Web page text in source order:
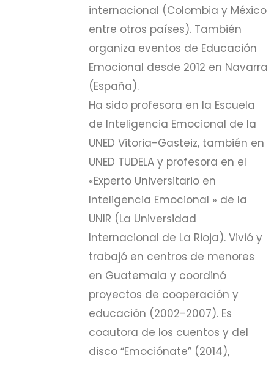
internacional (Colombia y México
entre otros países). También
organiza eventos de Educación
Emocional desde 2012 en Navarra
(España).
Ha sido profesora en la Escuela
de Inteligencia Emocional de la
UNED Vitoria-Gasteiz, también en
UNED TUDELA y profesora en el
«Experto Universitario en
Inteligencia Emocional » de la
UNIR (La Universidad
Internacional de La Rioja). Vivió y
trabajó en centros de menores
en Guatemala y coordinó
proyectos de cooperación y
educación (2002-2007). Es
coautora de los cuentos y del
disco “Emociónate” (2014),